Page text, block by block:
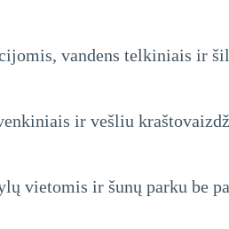
vandens telkiniais ir
ir vešliu
​​​​vietomis ir šunų parku be